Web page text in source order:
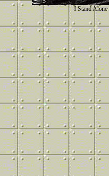
I Stand Alone